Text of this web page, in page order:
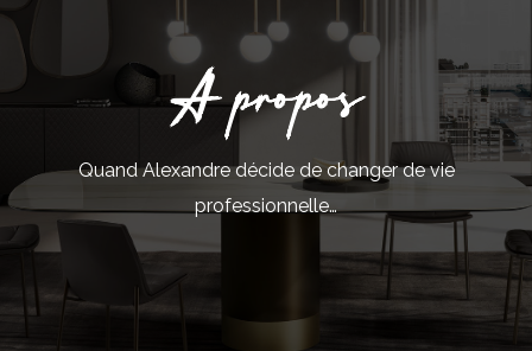
À propos
Quand Alexandre décide de changer de vie
professionnelle…